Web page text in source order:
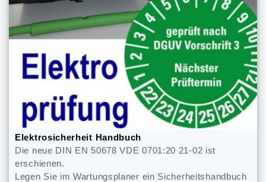
Elektrosicherheit Handbuch
Die neue DIN EN 50678 VDE 0701:20 21-02 ist
erschienen.
Legen Sie im Wartungsplaner ein Sicherheitshandbuch